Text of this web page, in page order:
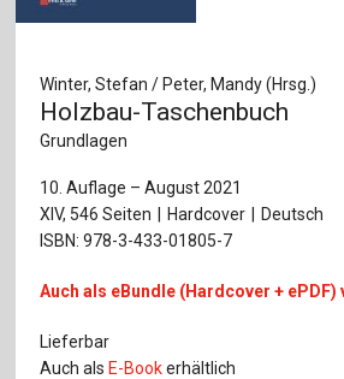
Winter, Stefan / Peter, Mandy (Hrsg.)
Holzbau-Taschenbuch
Grundlagen
10. Auflage – August 2021
XIV, 546 Seiten
Hardcover
Deutsch
ISBN: 978-3-433-01805-7
Auch als eBundle (Hardcover + ePDF)
Lieferbar
Auch als E-Bookerhältlich